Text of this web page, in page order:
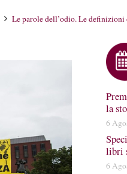
Le parole dell’odio. Le
la
6
libri
6